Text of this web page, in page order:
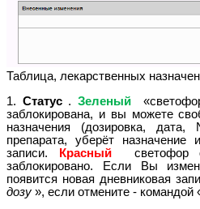
Таблица, лекарственных
1. Статус . Зеленый
заблокирована, и вы можете
назначения (дозировка,
препарата, уберёт назначение
записи.
Красный
светофор
заблокировано. Если Вы
появится новая дневниковая
дозу », если отмените - командой